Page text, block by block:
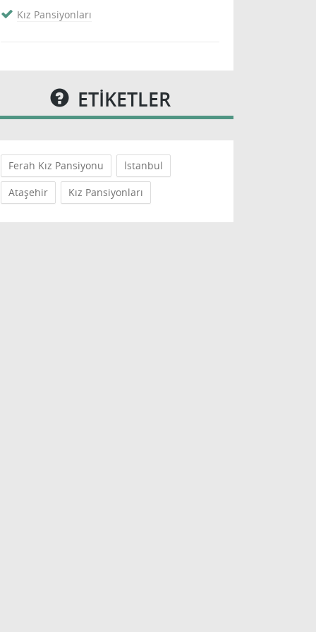
Kız Pansiyonları
ETİKETLER
Ferah Kız Pansiyonu
İstanbul
Ataşehir
Kız Pansiyonları